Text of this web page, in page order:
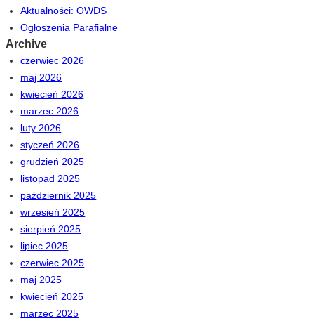
Aktualności: OWDS
Ogłoszenia Parafialne
Archive
czerwiec 2026
maj 2026
kwiecień 2026
marzec 2026
luty 2026
styczeń 2026
grudzień 2025
listopad 2025
październik 2025
wrzesień 2025
sierpień 2025
lipiec 2025
czerwiec 2025
maj 2025
kwiecień 2025
marzec 2025